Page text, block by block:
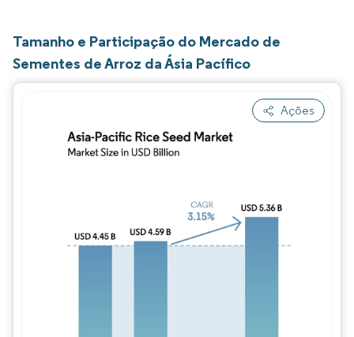
Tamanho e Participação do Mercado de
Sementes de Arroz da Ásia Pacífico
Ações